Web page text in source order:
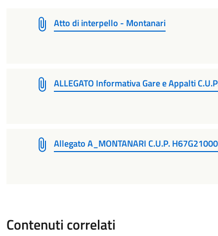
Atto di interpello - Montanari
ALLEGATO Informativa Gare e Appalti
Allegato A_MONTANARI C.U.P.
Contenuti correlati